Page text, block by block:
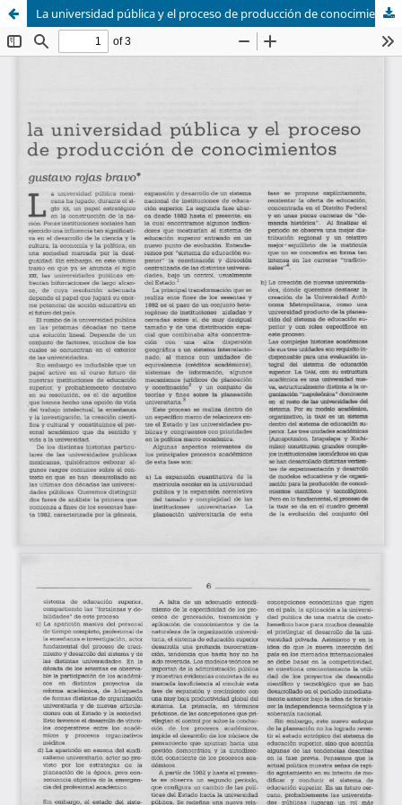
La universidad pública y el proceso de producción de conocimientos